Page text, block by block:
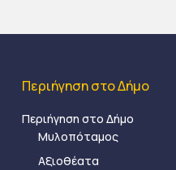
Περιήγηση στο Δήμο
Περιήγηση στο Δήμο
Μυλοπόταμος
Αξιοθέατα